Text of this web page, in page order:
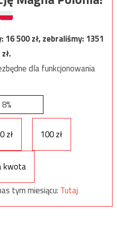
16 500zł, zebraliśmy:1351
zł.
dla funkcjonowania
8%
zł 100 zł
kwota
tym miesiącu: Tutaj